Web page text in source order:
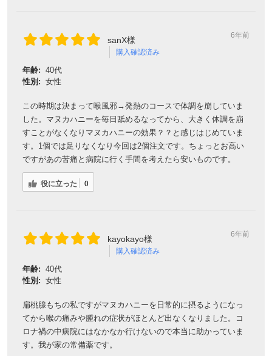
sanX様
購入確認済み
6年前
年齢: 40代
性別: 女性
この時期は決まって喉風邪→発熱のコースで体調を崩していま
した。マヌカハニーを毎日舐めるなってから、大きく体調を崩
すことがなくなりマヌカハニーの効果？？と感じはじめていま
す。1個では足りなくなり今回は2個注文です。ちょっとお高い
ですがあの苦痛と病院に行く手間を考えたら安いものです。
役に立った 0
kayokayo様
購入確認済み
6年前
年齢: 40代
性別: 女性
扁桃腺もちの私ですがマヌカハニーを日常的に摂るようになっ
てから喉の痛みや腫れの症状がほとんど出なくなりました。コ
ロナ禍の中病院にはなかなか行けないので本当に助かっていま
す。我が家の常備薬です。